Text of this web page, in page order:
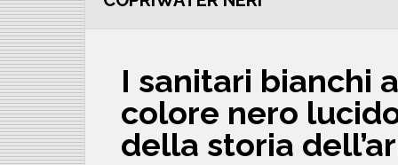
I sanitari bianchi
colore nero
della storia